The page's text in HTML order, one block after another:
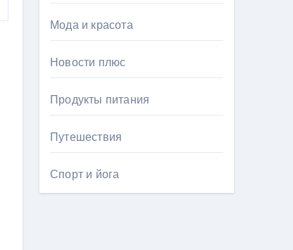
Мода и красота
Новости плюс
Продукты питания
Путешествия
Спорт и йога